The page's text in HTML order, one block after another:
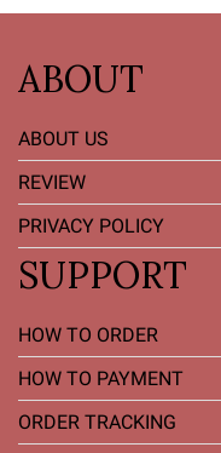
ABOUT
ABOUT US
REVIEW
PRIVACY POLICY
SUPPORT
HOW TO ORDER
HOW TO PAYMENT
ORDER TRACKING